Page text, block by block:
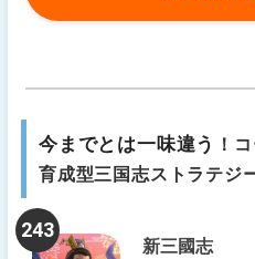
今までとは一味違う ！
育成型三国志ストラテジ
新三國志
243